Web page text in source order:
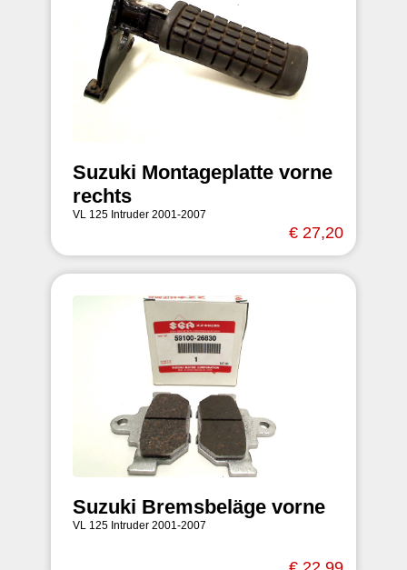
Suzuki Montageplatte vorne
rechts
VL 125 Intruder 2001-2007
€ 27,20
Suzuki Bremsbeläge vorne
VL 125 Intruder 2001-2007